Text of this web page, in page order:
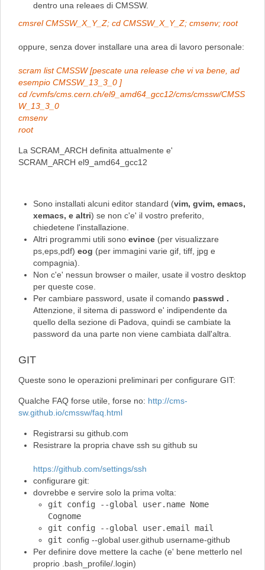
dentro una releaes di CMSSW.
cmsrel CMSSW_X_Y_Z; cd CMSSW_X_Y_Z; cmsenv; root
oppure, senza dover installare una area di lavoro personale:
scram list CMSSW [pescate una release che vi va bene, ad
esempio CMSSW_13_3_0 ]
cd /cvmfs/cms.cern.ch/el9_amd64_gcc12/cms/cmssw/CMSS
W_13_3_0
cmsenv
root
La SCRAM_ARCH definita attualmente e'
SCRAM_ARCH el9_amd64_gcc12
Sono installati alcuni editor standard (vim, gvim, emacs,
xemacs, e altri) se non c'e' il vostro preferito,
chiedetene l'installazione.
Altri programmi utili sono evince (per visualizzare
ps,eps,pdf) eog (per immagini varie gif, tiff, jpg e
compagnia).
Non c'e' nessun browser o mailer, usate il vostro desktop
per queste cose.
Per cambiare password, usate il comando passwd .
Attenzione, il sitema di password e' indipendente da
quello della sezione di Padova, quindi se cambiate la
password da una parte non viene cambiata dall'altra.
GIT
Queste sono le operazioni preliminari per configurare GIT:
Qualche FAQ forse utile, forse no: http://cms-
sw.github.io/cmssw/faq.html
Registrarsi su github.com
Resistrare la propria chave ssh su github su
https://github.com/settings/ssh
configurare git:
dovrebbe e servire solo la prima volta:
git config --global user.name Nome
Cognome
git config --global user.email mail
git config --global user.github username-github
Per definire dove mettere la cache (e' bene metterlo nel
proprio .bash_profile/.login)